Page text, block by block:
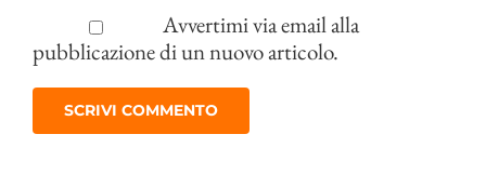
Avvertimi via email alla
pubblicazione di un nuovo articolo.